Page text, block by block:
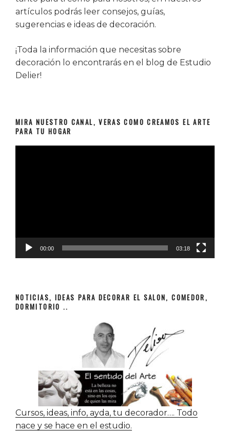
artículos podrás leer consejos, guías,
sugerencias e ideas de decoración.
¡Toda la información que necesitas sobre
decoración lo encontrarás en el blog de Estudio
Delier!
MIRA NUESTRO CANAL, VERAS COMO CREAMOS EL ARTE
PARA TU HOGAR
00:00 03:18
NOTICIAS, IDEAS PARA DECORAR EL SALON, COMEDOR,
DORMITORIO ..
Cursos, ideas, info, ayda, tu decorador…. Todo
nace y se hace en el estudio.